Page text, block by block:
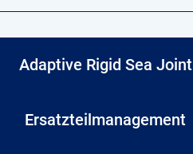
Adaptive Rigid Sea Joint
Ersatzteilmanagement